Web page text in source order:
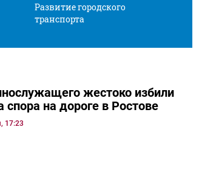
Развитие городского
транспорта
жестоко избили
спора на дороге в Ростове
17:23